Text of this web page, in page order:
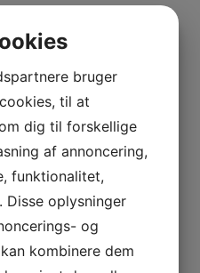
bruger
til at
dig til forskellige
af annoncering,
funktionalitet,
oplysninger
og
kombinere dem